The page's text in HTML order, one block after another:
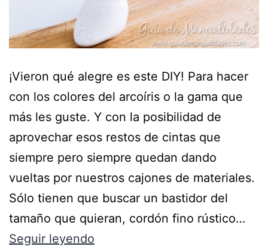
¡Vieron qué alegre es este DIY! Para hacer
con los colores del arcoíris o la gama que
más les guste. Y con la posibilidad de
aprovechar esos restos de cintas que
siempre pero siempre quedan dando
vueltas por nuestros cajones de materiales.
Sólo tienen que buscar un bastidor del
tamaño que quieran, cordón fino rústico…
Seguir leyendo